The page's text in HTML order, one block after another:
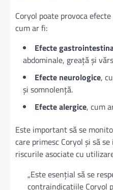
Coryol poate provoca
cum ar fi:
Efecte
abdominale, greață și
Efecte neurologice,
și somnolență.
Efecte alergice, cum
Este important să se
care primesc Coryol și să
riscurile asociate cu
„Este esențial să se
contraindicațiile Coryol